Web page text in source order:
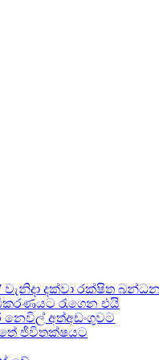
දක්වා රක්ෂිත
රැගෙන එයි
නෙවිල් අත්අඩංගුවට
ජීවිතක්ෂයට